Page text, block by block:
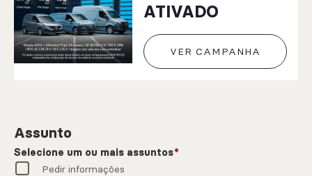
do vendedor
ATIVADO
VER CAMPANHA
Assunto
Selecione um ou mais assuntos
Pedir informações